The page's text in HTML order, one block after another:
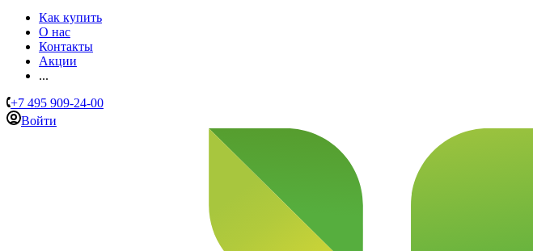
Как купить
О нас
Контакты
Акции
...
+7 495 909-24-00
Войти